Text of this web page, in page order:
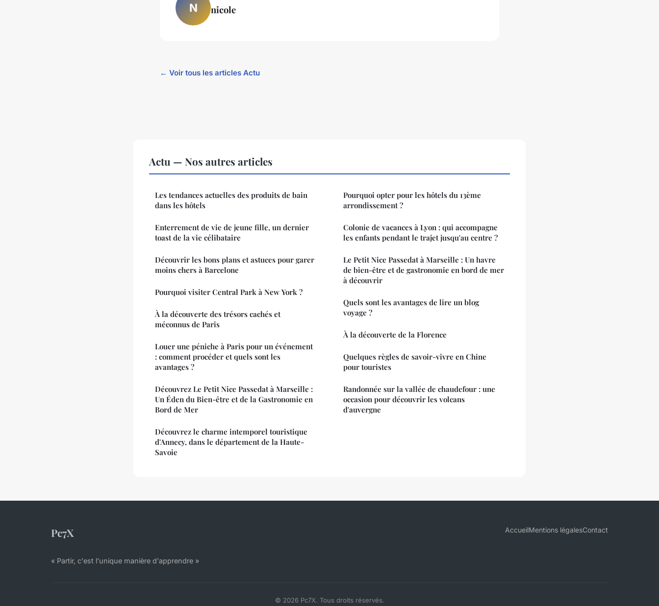
N nicole
← Voir tous les articles Actu
Actu — Nos autres articles
Les tendances actuelles des produits de bain
dans les hôtels
Enterrement de vie de jeune fille, un dernier
toast de la vie célibataire
Découvrir les bons plans et astuces pour garer
moins chers à Barcelone
Pourquoi visiter Central Park à New York ?
À la découverte des trésors cachés et
méconnus de Paris
Louer une péniche à Paris pour un événement
: comment procéder et quels sont les
avantages ?
Découvrez Le Petit Nice Passedat à Marseille :
Un Éden du Bien-être et de la Gastronomie en
Bord de Mer
Découvrez le charme intemporel touristique
d'Annecy, dans le département de la Haute-
Savoie
Pourquoi opter pour les hôtels du 13ème
arrondissement ?
Colonie de vacances à Lyon : qui accompagne
les enfants pendant le trajet jusqu'au centre ?
Le Petit Nice Passedat à Marseille : Un havre
de bien-être et de gastronomie en bord de mer
à découvrir
Quels sont les avantages de lire un blog
voyage ?
À la découverte de la Florence
Quelques règles de savoir-vivre en Chine
pour touristes
Randonnée sur la vallée de chaudefour : une
occasion pour découvrir les volcans
d'auvergne
Pc7X
« Partir, c'est l'unique manière d'apprendre »
AccueilMentions légalesContact
© 2026 Pc7X. Tous droits réservés.